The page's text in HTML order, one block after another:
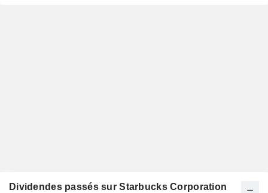
Dividendes passés sur Starbucks Corporation